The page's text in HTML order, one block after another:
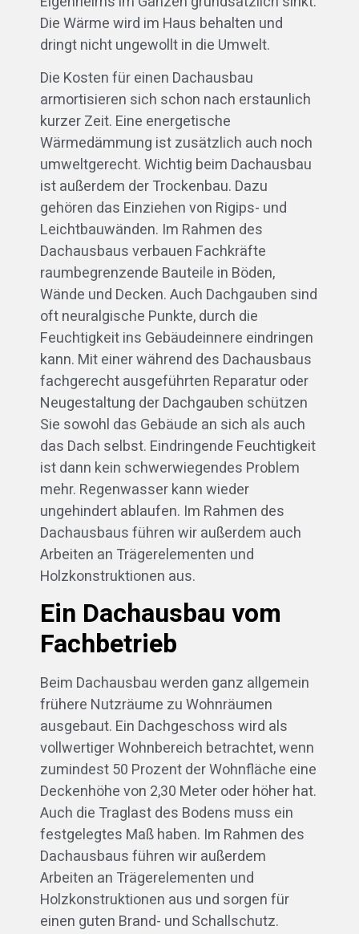
Die Wärme wird im Haus behalten und
dringt nicht ungewollt in die Umwelt.
Die Kosten für einen Dachausbau
armortisieren sich schon nach erstaunlich
kurzer Zeit. Eine energetische
Wärmedämmung ist zusätzlich auch noch
umweltgerecht. Wichtig beim Dachausbau
ist außerdem der Trockenbau. Dazu
gehören das Einziehen von Rigips- und
Leichtbauwänden. Im Rahmen des
Dachausbaus verbauen Fachkräfte
raumbegrenzende Bauteile in Böden,
Wände und Decken. Auch Dachgauben sind
oft neuralgische Punkte, durch die
Feuchtigkeit ins Gebäudeinnere eindringen
kann. Mit einer während des Dachausbaus
fachgerecht ausgeführten Reparatur oder
Neugestaltung der Dachgauben schützen
Sie sowohl das Gebäude an sich als auch
das Dach selbst. Eindringende Feuchtigkeit
ist dann kein schwerwiegendes Problem
mehr. Regenwasser kann wieder
ungehindert ablaufen. Im Rahmen des
Dachausbaus führen wir außerdem auch
Arbeiten an Trägerelementen und
Holzkonstruktionen aus.
Ein Dachausbau vom
Fachbetrieb
Beim Dachausbau werden ganz allgemein
frühere Nutzräume zu Wohnräumen
ausgebaut. Ein Dachgeschoss wird als
vollwertiger Wohnbereich betrachtet, wenn
zumindest 50 Prozent der Wohnfläche eine
Deckenhöhe von 2,30 Meter oder höher hat.
Auch die Traglast des Bodens muss ein
festgelegtes Maß haben. Im Rahmen des
Dachausbaus führen wir außerdem
Arbeiten an Trägerelementen und
Holzkonstruktionen aus und sorgen für
einen guten Brand- und Schallschutz.